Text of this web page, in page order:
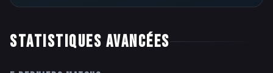
STATISTIQUES AVANCÉES